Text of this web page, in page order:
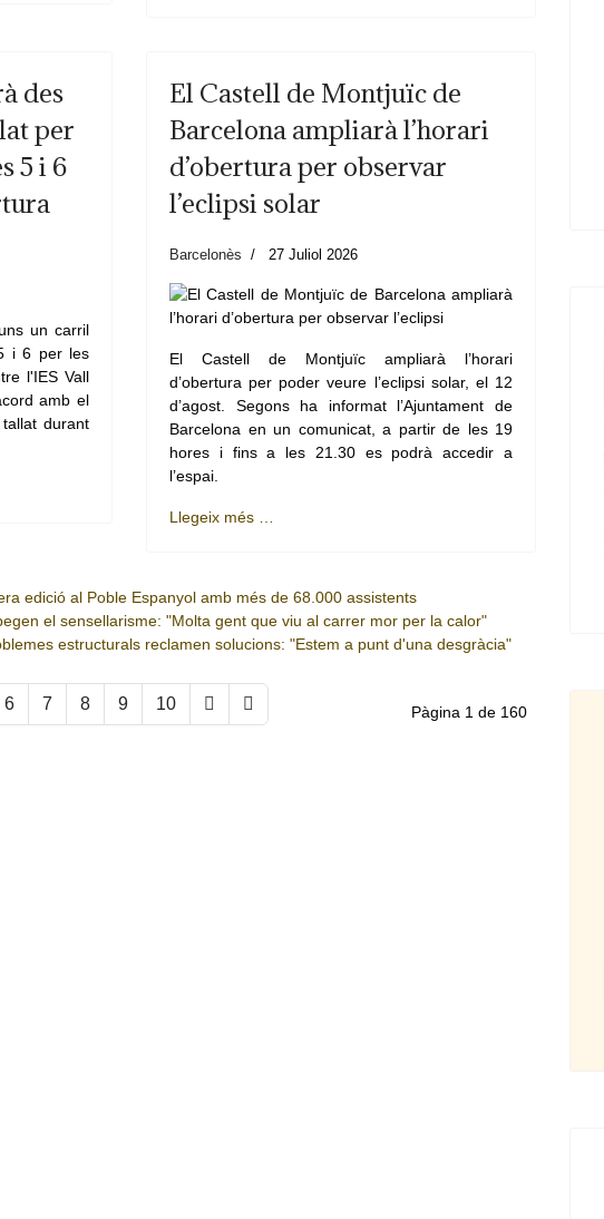
des
per
5 i 6
un carril
i 6 per les
l'IES Vall
amb el
durant
El Castell de Montjuïc de
Barcelona ampliarà l’horari
d’obertura per observar
l’eclipsi solar
Barcelonès 27 Juliol 2026
El Castell de Montjuïc ampliarà l’horari
d’obertura per poder veure l’eclipsi solar, el 12
d’agost. Segons ha informat l’Ajuntament de
Barcelona en un comunicat, a partir de les 19
hores i fins a les 21.30 es podrà accedir a
l’espai.
Llegeix més …
edició al Poble Espanyol amb més de 68.000 assistents
el sensellarisme: "Molta gent que viu al carrer mor per la calor"
estructurals reclamen solucions: "Estem a punt d'una desgràcia"
Pàgina 1 de 160
6 7 8 9 10